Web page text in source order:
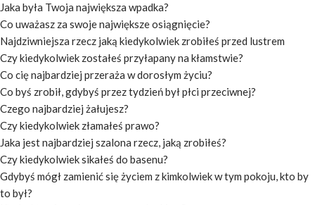
Jaka była Twoja największa wpadka?
Co uważasz za swoje największe osiągnięcie?
Najdziwniejsza rzecz jaką kiedykolwiek zrobiłeś przed lustrem
Czy kiedykolwiek zostałeś przyłapany na kłamstwie?
Co cię najbardziej przeraża w dorosłym życiu?
Co byś zrobił, gdybyś przez tydzień był płci przeciwnej?
Czego najbardziej żałujesz?
Czy kiedykolwiek złamałeś prawo?
Jaka jest najbardziej szalona rzecz, jaką zrobiłeś?
Czy kiedykolwiek sikałeś do basenu?
Gdybyś mógł zamienić się życiem z kimkolwiek w tym pokoju, kto by
to był?